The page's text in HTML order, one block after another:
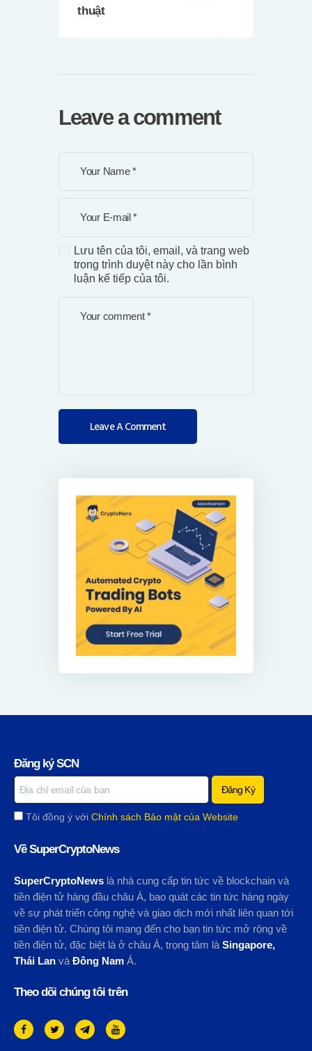
thuật
Leave a comment
Lưu tên của tôi, email, và trang web
trong trình duyệt này cho lần bình
luận kế tiếp của tôi.
Đăng ký SCN
Tôi đồng ý với Chính sách Bảo mật của Website
Về SuperCryptoNews
SuperCryptoNews là nhà cung cấp tin tức về blockchain và
tiền điện tử hàng đầu châu Á, bao quát các tin tức hàng ngày
về sự phát triển công nghệ và giao dịch mới nhất liên quan tới
tiền điện tử. Chúng tôi mang đến cho bạn tin tức mở rộng về
tiền điện tử, đặc biệt là ở châu Á, trọng tâm là Singapore,
Thái Lan và Đông Nam Á.
Theo dõi chúng tôi trên